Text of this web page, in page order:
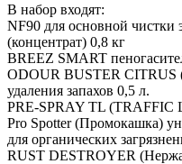
В набор входят:
NF90 для основной чистки
(концентрат) 0,8 кг
BREEZ SMART
ODOUR BUSTER CITRUS
удаления запахов 0,5 л.
PRE-SPRAY TL (TRAFFIC
Pro Spotter (Промокашка)
для органических
RUST DESTROYER